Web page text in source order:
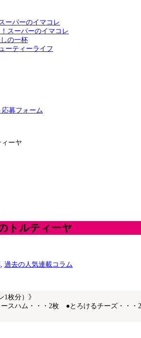
ーパーのイマコレ
スーパーのイマコレ
の一杯
ーティーライフ
応募フォーム
ーヤ
トルティーヤ
過去の人気連載コラム
1枚分）》
スハム・・・2枚 ●とろけるチーズ・・